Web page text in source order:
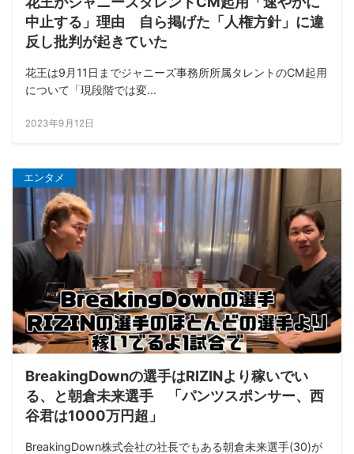
中止する」理由 自ら掲げた「人権方針」に違
反し批判が起きていた
花王は9月11日までジャニーズ事務所所属タレントのCM起用
について「現段階では変...
2023年9月12日
エンタメ
BreakingDownの選手はRIZINより稼いでい
る、と朝倉未来選手 「パンツスポンサー、西
谷君は1000万円超」
BreakingDown株式会社の社長でもある朝倉未来選手(30)が